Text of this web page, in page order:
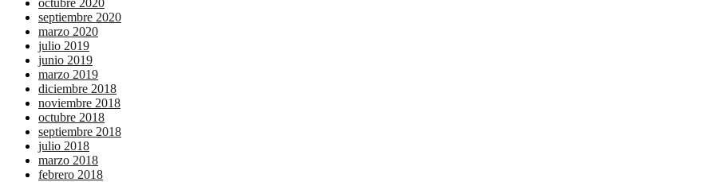
octubre 2020
septiembre 2020
marzo 2020
julio 2019
junio 2019
marzo 2019
diciembre 2018
noviembre 2018
octubre 2018
septiembre 2018
julio 2018
marzo 2018
febrero 2018